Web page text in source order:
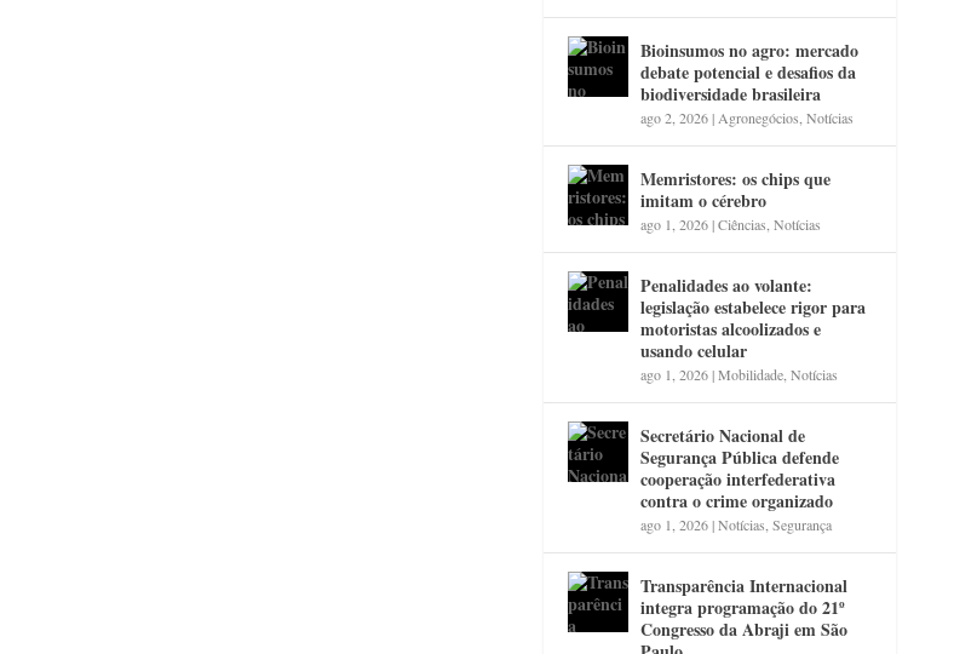
Bioinsumos no agro: mercado
debate potencial e desafios da
biodiversidade brasileira
ago 2, 2026| Agronegócios ,Notícias
Memristores: os chips que
imitam o cérebro
ago 1, 2026|Ciências ,Notícias
Penalidades ao volante:
legislação estabelece rigor para
motoristas alcoolizados e
usando celular
ago 1, 2026|Mobilidade ,Notícias
Secretário Nacional de
Segurança Pública defende
cooperação interfederativa
contra o crime organizado
ago 1, 2026|Notícias ,Segurança
Transparência Internacional
integra programação do 21º
Congresso da Abraji em São